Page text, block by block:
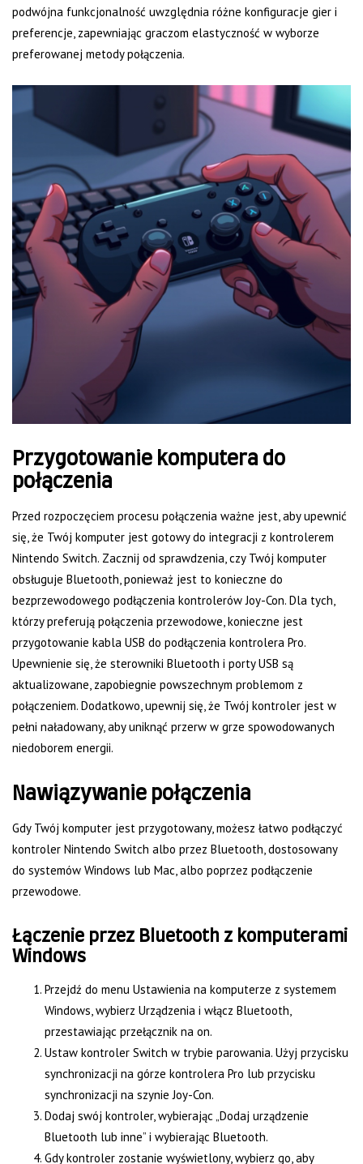
podwójna funkcjonalność uwzględnia różne konfiguracje gier i
preferencje, zapewniając graczom elastyczność w wyborze
preferowanej metody połączenia.
Przygotowanie komputera do
połączenia
Przed rozpoczęciem procesu połączenia ważne jest, aby upewnić
się, że Twój komputer jest gotowy do integracji z kontrolerem
Nintendo Switch. Zacznij od sprawdzenia, czy Twój komputer
obsługuje Bluetooth, ponieważ jest to konieczne do
bezprzewodowego podłączenia kontrolerów Joy-Con. Dla tych,
którzy preferują połączenia przewodowe, konieczne jest
przygotowanie kabla USB do podłączenia kontrolera Pro.
Upewnienie się, że sterowniki Bluetooth i porty USB są
aktualizowane, zapobiegnie powszechnym problemom z
połączeniem. Dodatkowo, upewnij się, że Twój kontroler jest w
pełni naładowany, aby uniknąć przerw w grze spowodowanych
niedoborem energii.
Nawiązywanie połączenia
Gdy Twój komputer jest przygotowany, możesz łatwo podłączyć
kontroler Nintendo Switch albo przez Bluetooth, dostosowany
do systemów Windows lub Mac, albo poprzez podłączenie
przewodowe.
Łączenie przez Bluetooth z komputerami
Windows
Przejdź do menu Ustawienia na komputerze z systemem
Windows, wybierz Urządzenia i włącz Bluetooth,
przestawiając przełącznik na on.
Ustaw kontroler Switch w trybie parowania. Użyj przycisku
synchronizacji na górze kontrolera Pro lub przycisku
synchronizacji na szynie Joy-Con.
Dodaj swój kontroler, wybierając „Dodaj urządzenie
Bluetooth lub inne” i wybierając Bluetooth.
Gdy kontroler zostanie wyświetlony, wybierz go, aby